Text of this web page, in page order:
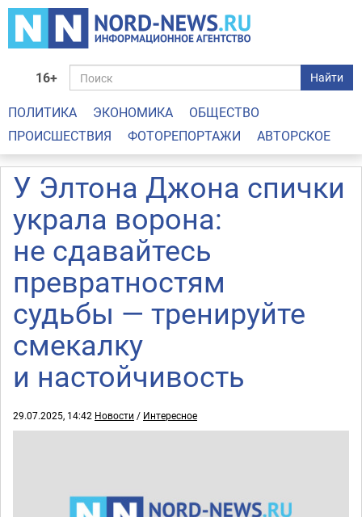
16+ Найти
ПОЛИТИКА ЭКОНОМИКА
ОБЩЕСТВО
ПРОИСШЕСТВИЯ
ФОТОРЕПОРТАЖИ АВТОРСКОЕ
У Элтона Джона спички
украла ворона:
не сдавайтесь
превратностям
судьбы — тренируйте
смекалку
и настойчивость
29.07.2025, 14:42 Новости / Интересное